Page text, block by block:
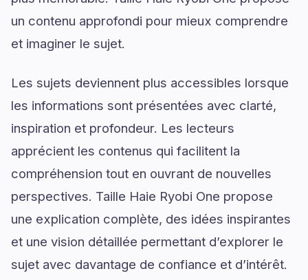
un contenu approfondi pour mieux comprendre
et imaginer le sujet.
Les sujets deviennent plus accessibles lorsque
les informations sont présentées avec clarté,
inspiration et profondeur. Les lecteurs
apprécient les contenus qui facilitent la
compréhension tout en ouvrant de nouvelles
perspectives. Taille Haie Ryobi One propose
une explication complète, des idées inspirantes
et une vision détaillée permettant d’explorer le
sujet avec davantage de confiance et d’intérêt.